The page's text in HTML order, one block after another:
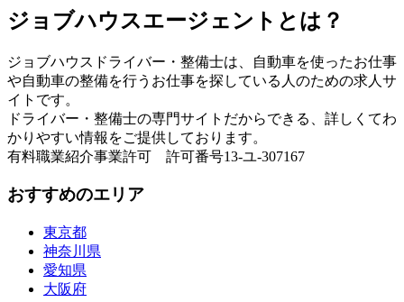
ジョブハウスエージェントとは？
ジョブハウスドライバー・整備士は、自動車を使ったお仕事
や自動車の整備を行うお仕事を探している人のための求人サ
イトです。
ドライバー・整備士の専門サイトだからできる、詳しくてわ
かりやすい情報をご提供しております。
有料職業紹介事業許可 許可番号13-ユ-307167
おすすめのエリア
東京都
神奈川県
愛知県
大阪府